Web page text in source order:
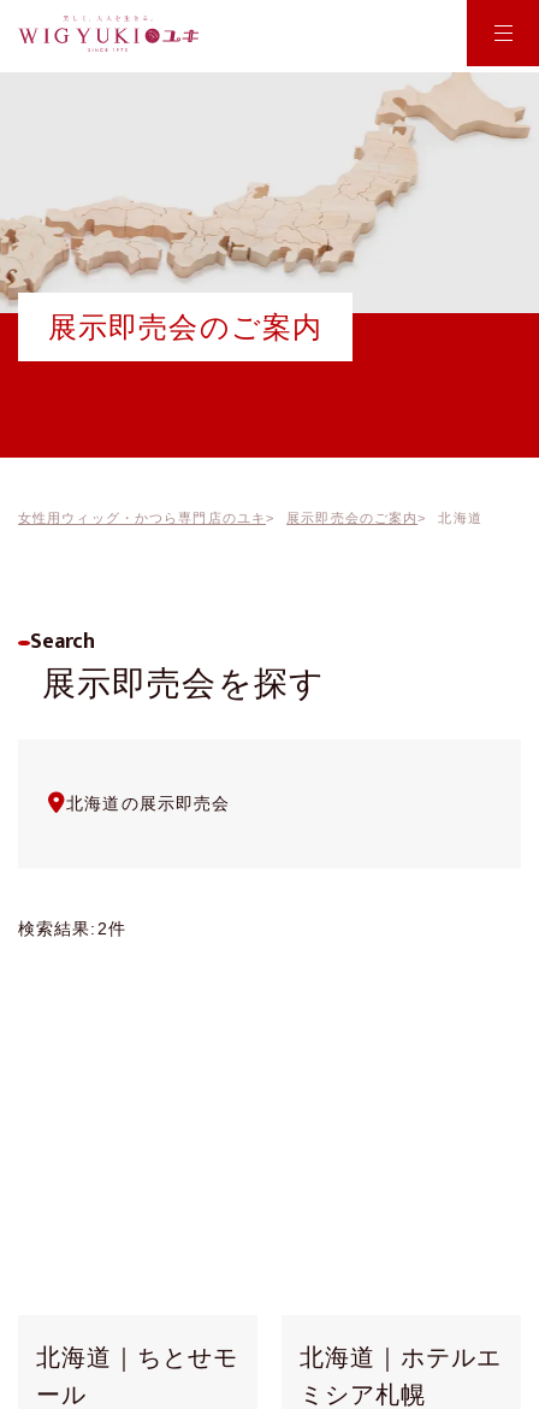
お悩みから商品を探す
ポイントウィッグ
オールウィッグ
お受け取りまでの流れ
ウィッグの使い方
お知らせ
資料請求・お問い合わせ
展示即売会のご案内
女性用ウィッグ・かつら専門店のユキ 展示即売会のご案内 北海道
Search
展示即売会を探す
北海道の展示即売会
検索結果:2件
北海道｜ちとせモ
ール
北海道｜ホテルエ
ミシア札幌